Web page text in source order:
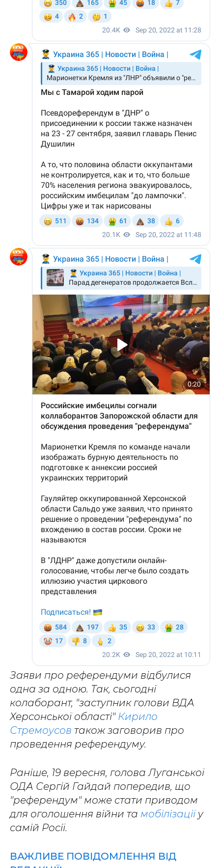
Заяви про референдуми відбулися
одна за одною. Так, сьогодні
колаборант, "заступник голови ВДА
Херсонської області" Кирило
Стремоусов також заговорив про
проведення референдуму.
Раніше, 19 вересня, голова Луганської
ОДА Сергій Гайдай попередив, що
"референдум" може стати приводом
для оголошення війни та мобілізаціїу
самій Росії.
ВАЖЛИВЕ ПОВІДОМЛЕННЯ ВІД